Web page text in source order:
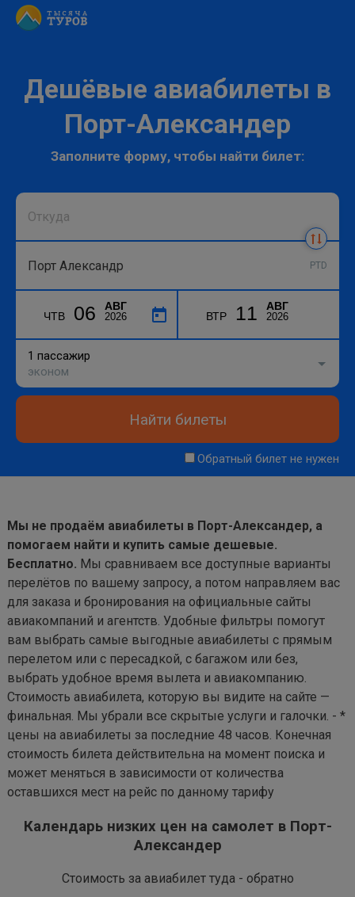
Дешёвые авиабилеты в
Порт-Александер
Заполните форму, чтобы найти билет:
PTD
ЧТВ 06 АВГ
2026 ВТР 11 АВГ
2026
1 пассажир
эконом
Найти билеты
Обратный билет не нужен
Мы не продаём авиабилеты в Порт-Александер, а
помогаем найти и купить самые дешевые.
Бесплатно. Мы сравниваем все доступные варианты
перелётов по вашему запросу, а потом направляем вас
для заказа и бронирования на официальные сайты
авиакомпаний и агентств. Удобные фильтры помогут
вам выбрать самые выгодные авиабилеты с прямым
перелетом или с пересадкой, с багажом или без,
выбрать удобное время вылета и авиакомпанию.
Стоимость авиабилета, которую вы видите на сайте —
финальная. Мы убрали все скрытые услуги и галочки. - *
цены на авиабилеты за последние 48 часов. Конечная
стоимость билета действительна на момент поиска и
может меняться в зависимости от количества
оставшихся мест на рейс по данному тарифу
Календарь низких цен на самолет в Порт-
Александер
Стоимость за авиабилет туда - обратно